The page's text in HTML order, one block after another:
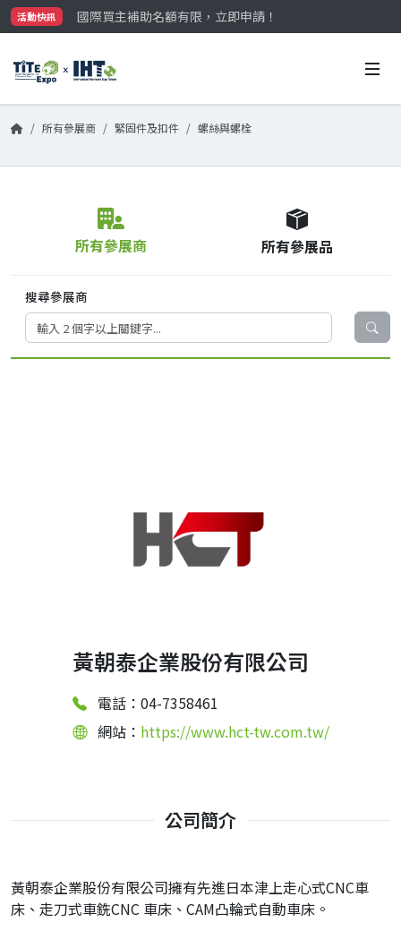
活動快訊
國際買主補助名額有限，立即申請！
參觀門票開放申請中‼️
國際買主補助名額有限，立即申請！
所有參展商 緊固件及扣件 螺絲與螺栓
所有參展商 所有參展品
搜尋參展商
黃朝泰企業股份有限公司
電話：04-7358461
網站： https://www.hct-tw.com.tw/
公司簡介
黃朝泰企業股份有限公司擁有先進日本津上走心式CNC車
床、走刀式車銑CNC 車床、CAM凸輪式自動車床。